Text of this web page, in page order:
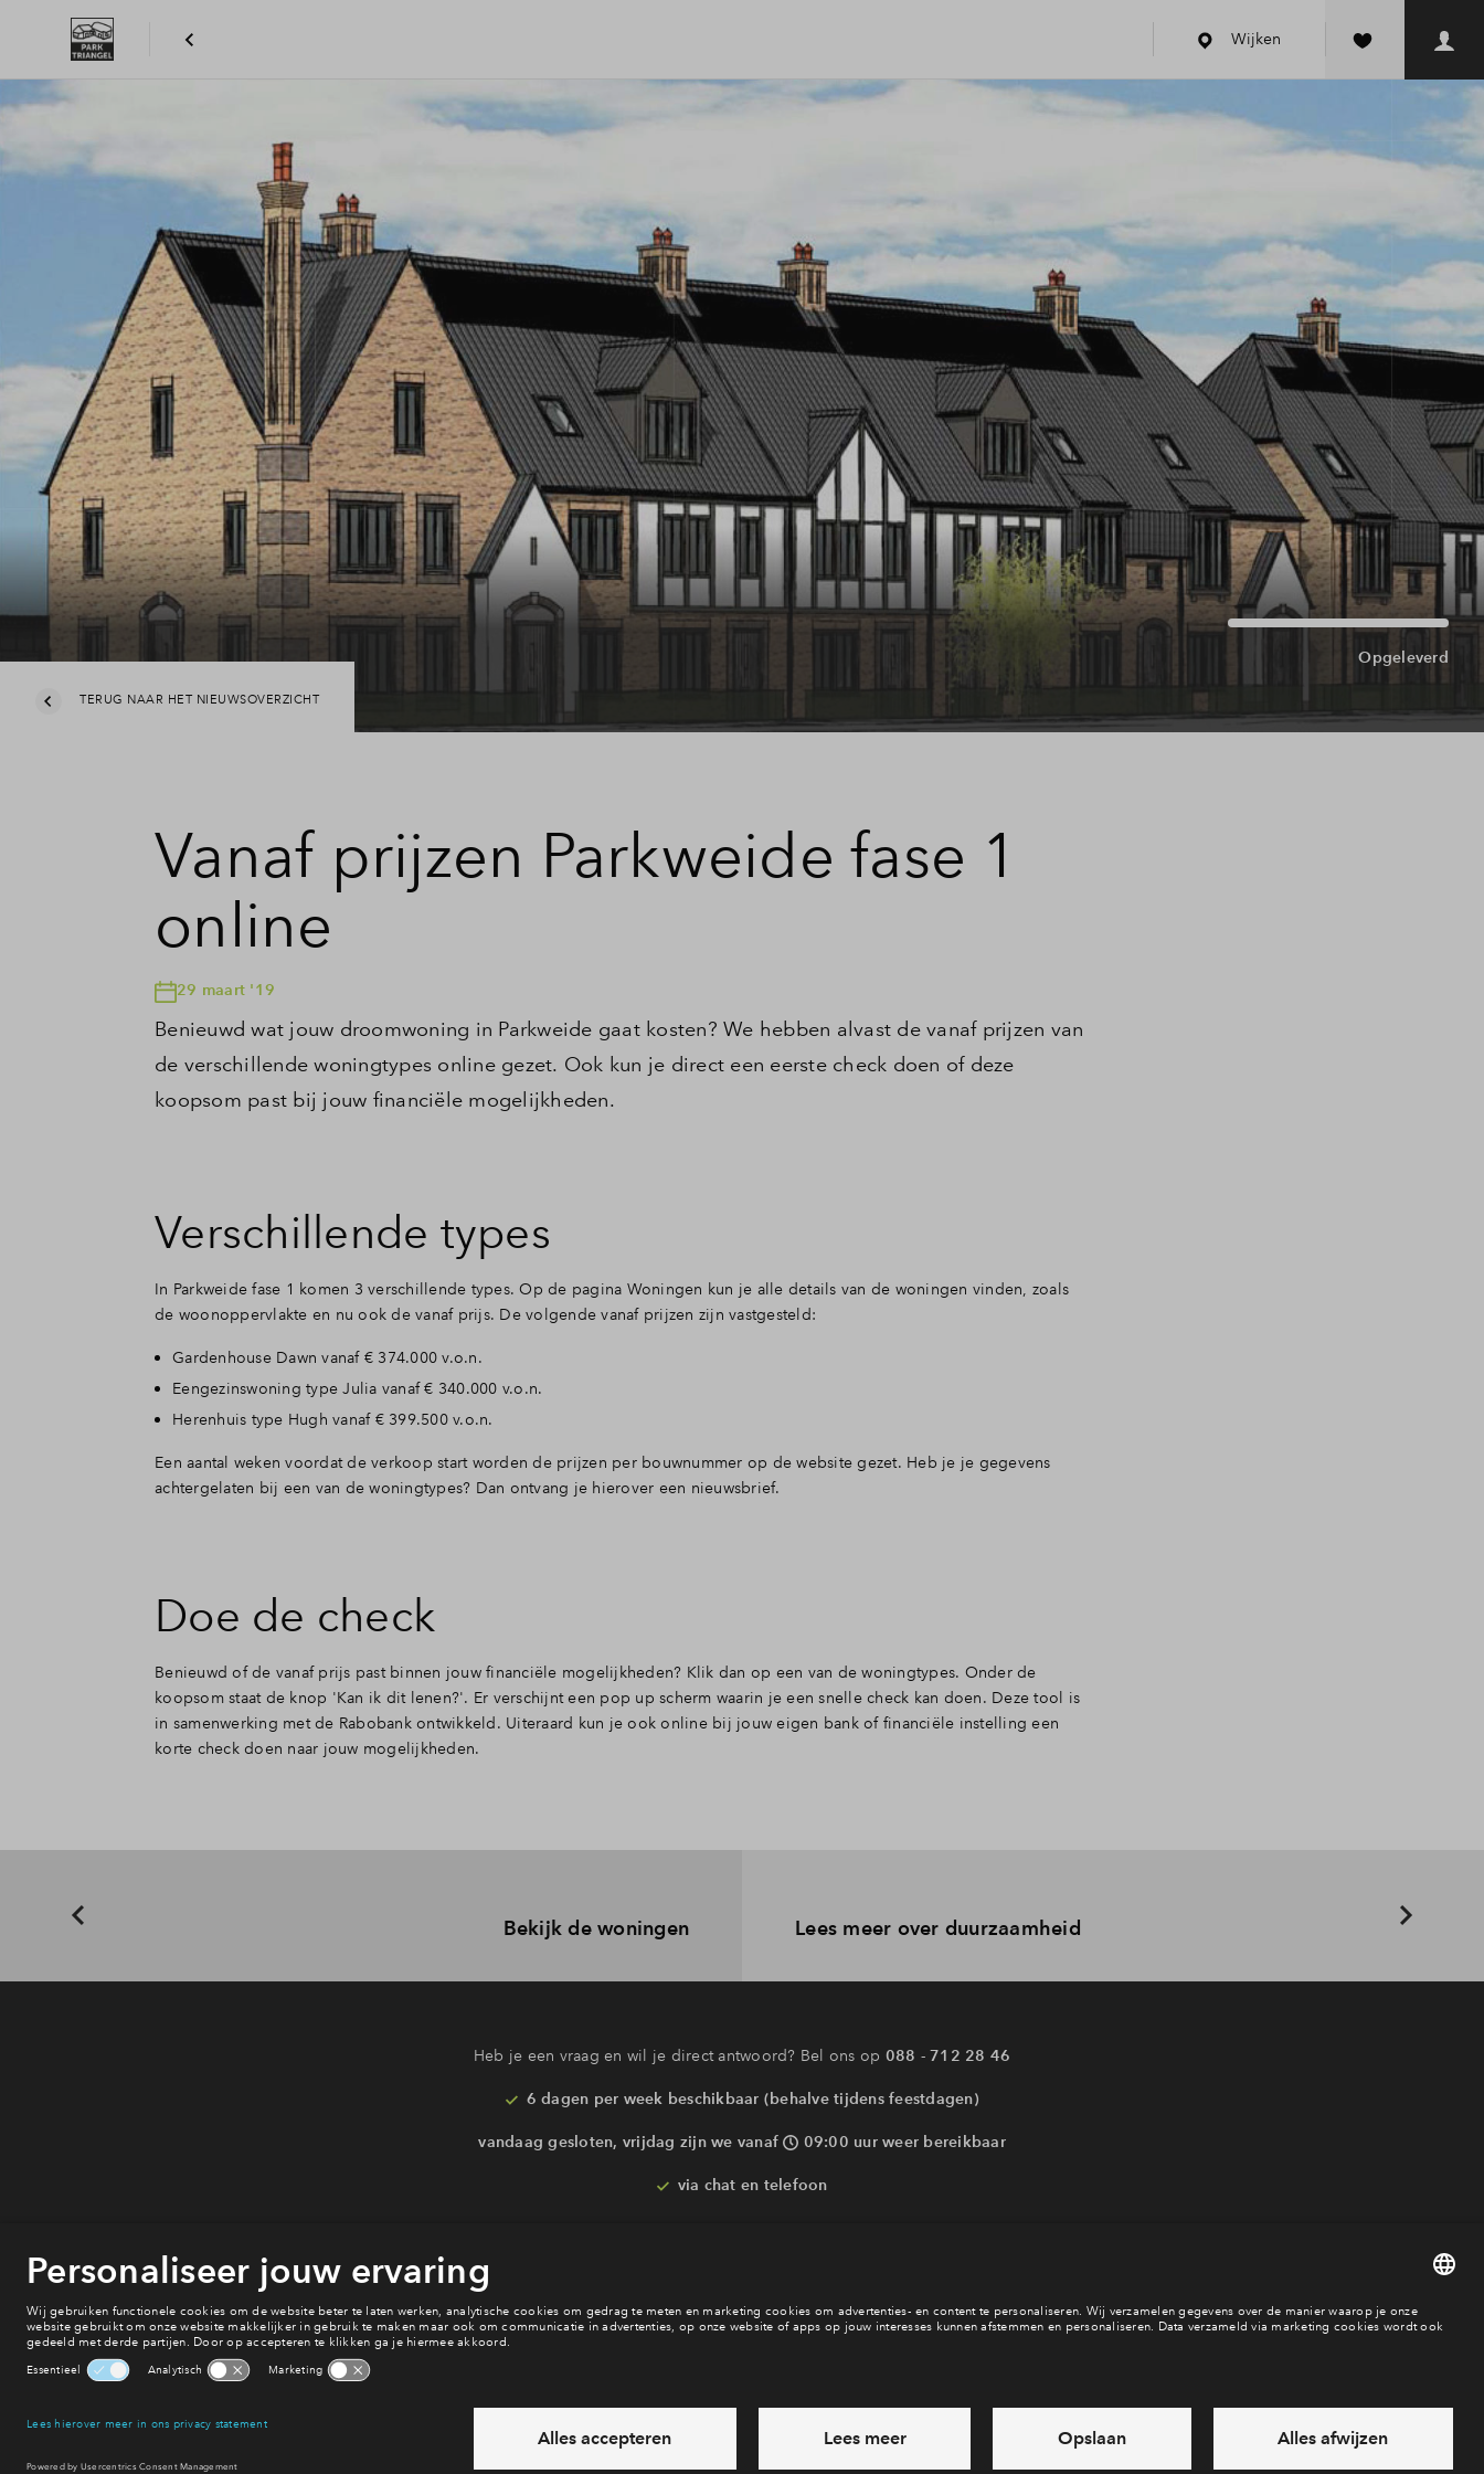
Wijken
Opgeleverd
TERUG NAAR HET NIEUWSOVERZICHT
Vanaf prijzen Parkweide fase 1
online
29 maart '19
Benieuwd wat jouw droomwoning in Parkweide gaat kosten? We hebben alvast de vanaf prijzen van
de verschillende woningtypes online gezet. Ook kun je direct een eerste check doen of deze
koopsom past bij jouw financiële mogelijkheden.
Verschillende types
In Parkweide fase 1 komen 3 verschillende types. Op de pagina Woningen kun je alle details van de woningen vinden, zoals
de woonoppervlakte en nu ook de vanaf prijs. De volgende vanaf prijzen zijn vastgesteld:
Gardenhouse Dawn vanaf € 374.000 v.o.n.
Eengezinswoning type Julia vanaf € 340.000 v.o.n.
Herenhuis type Hugh vanaf € 399.500 v.o.n.
Een aantal weken voordat de verkoop start worden de prijzen per bouwnummer op de website gezet. Heb je je gegevens
achtergelaten bij een van de woningtypes? Dan ontvang je hierover een nieuwsbrief.
Doe de check
Benieuwd of de vanaf prijs past binnen jouw financiële mogelijkheden? Klik dan op een van de woningtypes. Onder de
koopsom staat de knop 'Kan ik dit lenen?'. Er verschijnt een pop up scherm waarin je een snelle check kan doen. Deze tool is
in samenwerking met de Rabobank ontwikkeld. Uiteraard kun je ook online bij jouw eigen bank of financiële instelling een
korte check doen naar jouw mogelijkheden.
Bekijk de woningen Lees meer over duurzaamheid
Heb je een vraag en wil je direct antwoord? Bel ons op 088 - 712 28 46
6 dagen per week beschikbaar (behalve tijdens feestdagen)
vandaag gesloten, vrijdag zijn we vanaf 09:00 uur weer bereikbaar
via chat en telefoon
Laat een bericht achter Veelgestelde vragen
Over BPD Privacy statement Klachten